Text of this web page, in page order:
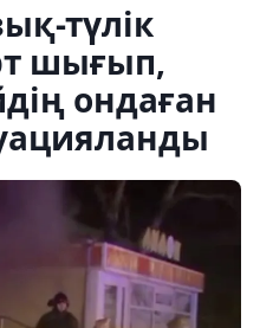
түлік
шығып,
ондаған